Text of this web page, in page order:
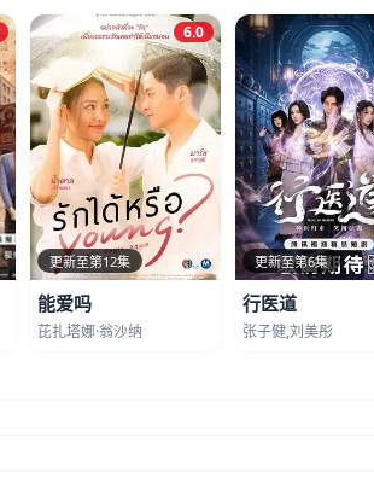
更新至第12集
6.0
能爱吗
芘扎塔娜·翁沙纳
更新至第6集
行医道
张子健,刘美彤